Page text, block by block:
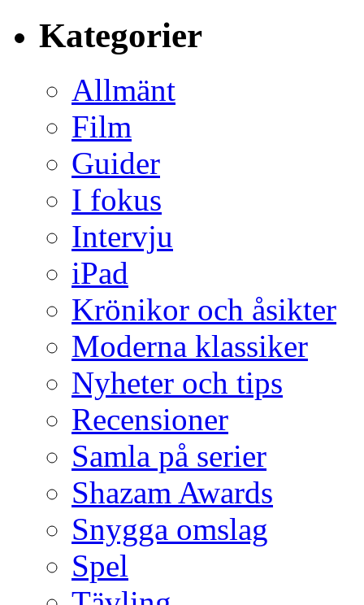
Kategorier
Allmänt
Film
Guider
I fokus
Intervju
iPad
Krönikor och åsikter
Moderna klassiker
Nyheter och tips
Recensioner
Samla på serier
Shazam Awards
Snygga omslag
Spel